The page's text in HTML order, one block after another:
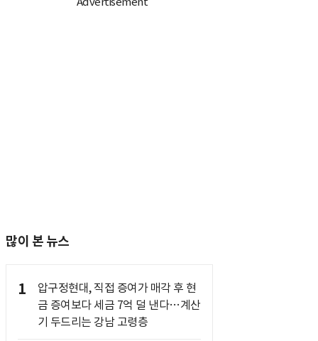
많이 본 뉴스
1
압구정현대, 직접 증여가 매각 후 현
금 증여보다 세금 7억 덜 낸다…계산
기 두드리는 강남 고령층